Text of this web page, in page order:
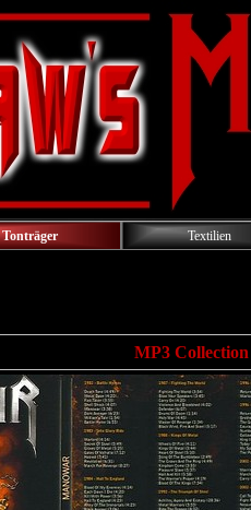
Tonträger Textilien
MP3